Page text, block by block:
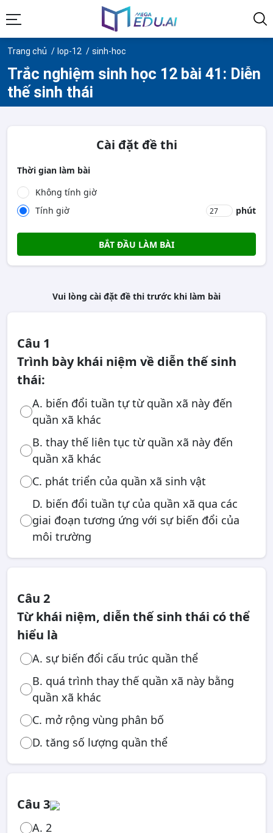
Trang chủ lop-12 sinh-hoc
Trắc nghiệm sinh học 12 bài 41: Diễn
thế sinh thái
Cài đặt đề thi
Thời gian làm bài
Không tính giờ
Tính giờ
phút
BẮT ĐẦU LÀM BÀI
Vui lòng cài đặt đề thi trước khi làm bài
Câu 1
Trình bày khái niệm về diễn thế sinh
thái:
A. biến đổi tuần tự từ quần xã này đến
quần xã khác
B. thay thế liên tục từ quần xã này đến
quần xã khác
C. phát triển của quần xã sinh vật
D. biến đổi tuần tự của quần xã qua các
giai đoạn tương ứng với sự biến đổi của
môi trường
Câu 2
Từ khái niệm, diễn thế sinh thái có thể
hiểu là
A. sự biến đổi cấu trúc quần thể
B. quá trình thay thế quần xã này bằng
quần xã khác
C. mở rộng vùng phân bố
D. tăng số lượng quần thể
Câu 3
A. 2